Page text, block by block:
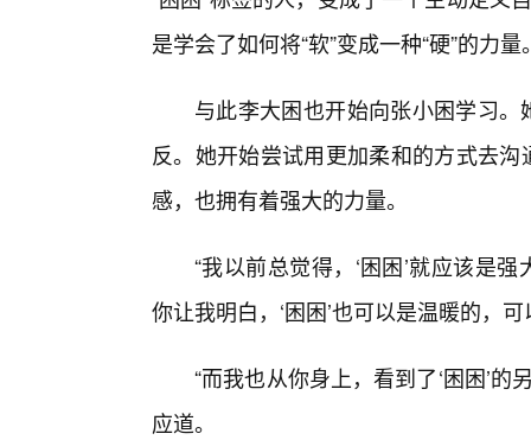
是学会了如何将“软”变成一种“硬”的力量
与此李大困也开始向张小困学习。
反。她开始尝试用更加柔和的方式去
感，也拥有着强大的力量。
“我以前总觉得，‘困困’就应该是
你让我明白，‘困困’也可以是温暖的，
“而我也从你身上，看到了‘困困’
应道。